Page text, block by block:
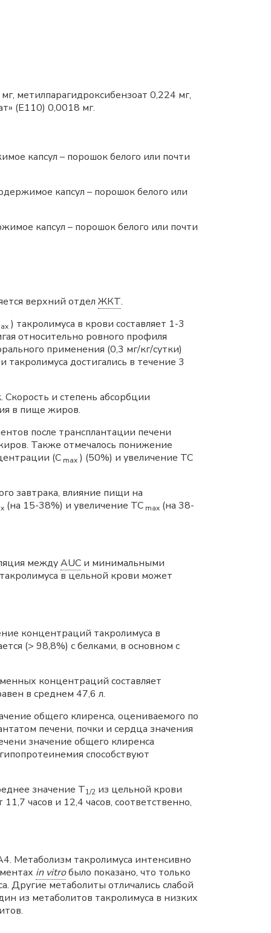
метилпарагидроксибензоат 0,224 мг,
(Е110) 0,0018 мг.
капсул – порошок белого или почти
капсул – порошок белого или
капсул – порошок белого или почти
верхний отдел ЖКТ.
) такролимуса в крови составляет 1-3
относительно ровного профиля
применения (0,3 мг/кг/сутки)
достигались в течение 3
Скорость и степень абсорбции
в пище жиров.
после трансплантации печени
Также отмечалось понижение
(С max ) (50%) и увеличение ТС
завтрака, влияние пищи на
(на 15-38%) и увеличение ТС max (на 38-
междуAUC и минимальными
в цельной крови может
концентраций такролимуса в
(> 98,8%) с белками, в основном с
концентраций составляет
в среднем 47,6 л.
общего клиренса, оцениваемого по
печени, почки и сердца значения
значение общего клиренса
способствуют
значение Т1/2 из цельной крови
часов и 12,4 часов, соответственно,
Метаболизм такролимуса интенсивно
in vitroбыло показано, что только
Другие метаболиты отличались слабой
из метаболитов такролимуса в низких